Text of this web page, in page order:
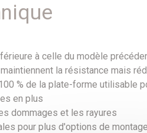
à celle du modèle
la résistance mais
% de la plate-forme utilisable
en plus
dommages et les rayures
pour plus d'options de